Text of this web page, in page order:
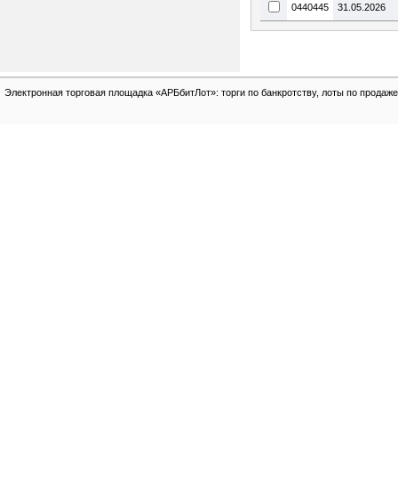
0440445 31.05.2026
Электронная торговая площадка «АРБбитЛот»: торги по банкротству, лоты по